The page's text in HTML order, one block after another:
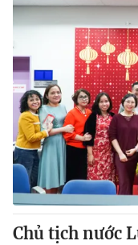
VTV Money
VTV Sức khoẻ
Thị trường 24h
VTV4
VTV9
Chủ tịch nước